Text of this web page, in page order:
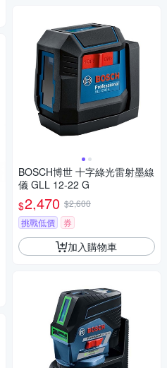
BOSCH博世 十字綠光雷射墨線
儀 GLL 12-22 G
$2,470 $2,600
挑戰低價
券
加入購物車